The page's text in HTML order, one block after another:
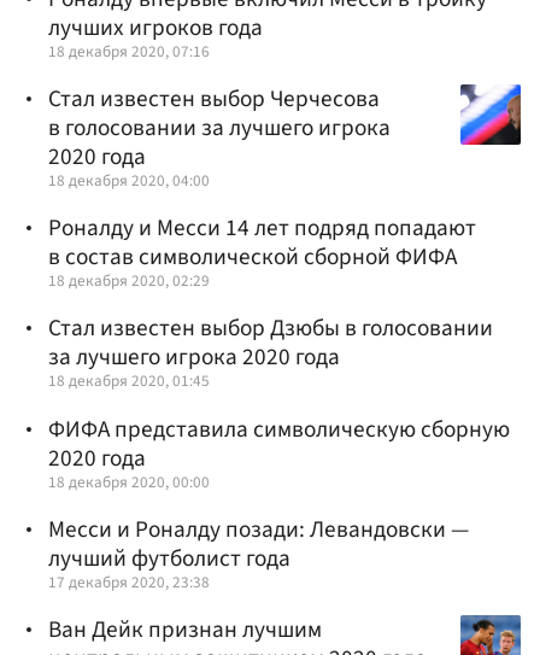
лучших игроков года
18 декабря 2020, 07:16
Стал известен выбор Черчесова
в голосовании за лучшего игрока
2020 года
18 декабря 2020, 04:00
Роналду и Месси 14 лет подряд попадают
в состав символической сборной ФИФА
18 декабря 2020, 02:29
Стал известен выбор Дзюбы в голосовании
за лучшего игрока 2020 года
18 декабря 2020, 01:45
ФИФА представила символическую сборную
2020 года
18 декабря 2020, 00:00
Месси и Роналду позади: Левандовски —
лучший футболист года
17 декабря 2020, 23:38
Ван Дейк признан лучшим